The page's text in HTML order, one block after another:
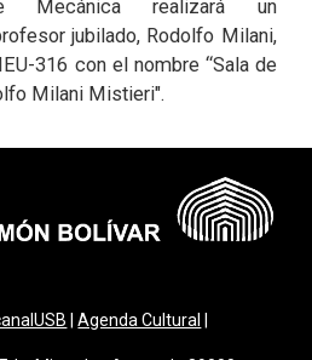
Mecánica realizará un
jubilado, Rodolfo Milani,
316 con el nombre “Sala de
Milani Mistieri".
|Agenda Cultural